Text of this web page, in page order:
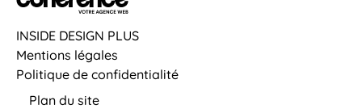
INSIDE DESIGN PLUS
Mentions légales
Politique de confidentialité
Plan du site